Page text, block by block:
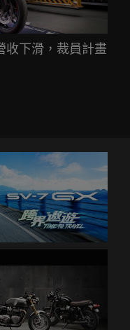
收下滑，裁員計畫